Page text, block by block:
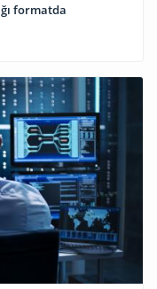
formatda